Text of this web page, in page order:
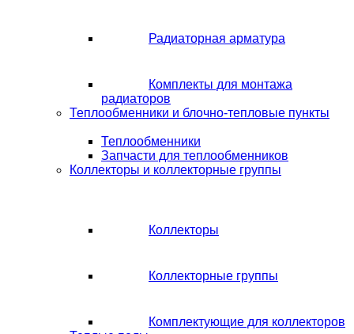
Радиаторная арматура
Комплекты для монтажа
радиаторов
Теплообменники и блочно-тепловые пункты
Теплообменники
Запчасти для теплообменников
Коллекторы и коллекторные группы
Коллекторы
Коллекторные группы
Комплектующие для коллекторов